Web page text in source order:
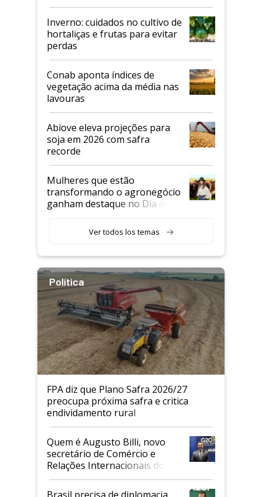
Inverno: cuidados no cultivo de
hortaliças e frutas para evitar
perdas
Conab aponta índices de
vegetação acima da média nas
lavouras
Abiove eleva projeções para
soja em 2026 com safra
recorde
Mulheres que estão
transformando o agronegócio
ganham destaque no Dia do
Ver todos los temas
Política
FPA diz que Plano Safra 2026/27
preocupa próxima safra e critica
endividamento rural
Quem é Augusto Billi, novo
secretário de Comércio e
Relações Internacionais do
Mapa